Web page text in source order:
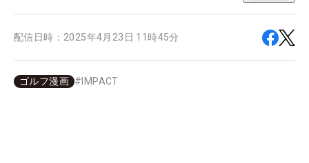
配信日時： 2025年4月23日 11時45分
ゴルフ漫画 # IMPACT